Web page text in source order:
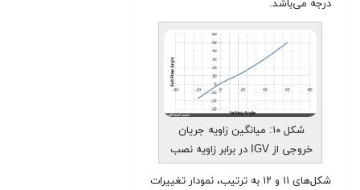
درجه می‌باشد.
شکل ۱۰: میانگین زاویه جریان
خروجی از IGV در برابر زاویه نصب
شکل‌های ۱۱ و ۱۲ به ترتیب، نمودار تغییرات